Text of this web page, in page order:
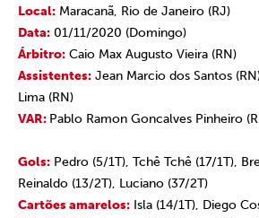
Local: Maracanã, Rio de Janeiro (RJ)
Data: 01/11/2020 (Domingo)
Árbitro: Caio Max Augusto Vieira (RN)
Assistentes: Jean Marcio dos Santos
Lima (RN)
VAR: Pablo Ramon Goncalves Pinheiro
Gols: Pedro (5/1T), Tchê Tchê (17/1T),
Reinaldo (13/2T), Luciano (37/2T)
Cartões amarelos: Isla (14/1T), Diego